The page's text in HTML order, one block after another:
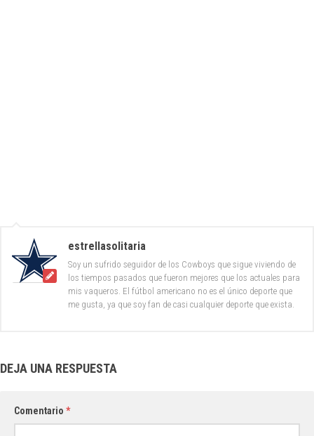
estrellasolitaria
Soy un sufrido seguidor de los Cowboys que sigue viviendo de
los tiempos pasados que fueron mejores que los actuales para
mis vaqueros. El fútbol americano no es el único deporte que
me gusta, ya que soy fan de casi cualquier deporte que exista.
DEJA UNA RESPUESTA
Comentario *